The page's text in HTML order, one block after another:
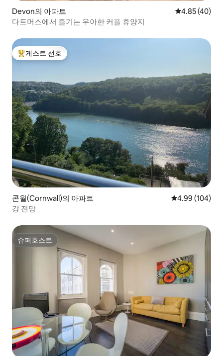
Devon의 아파트 평점 4.85점(5
4.85 (40)
다트머스에서 즐기는 우아한 커플 휴양지
상위 게스트 선호
게스트 선호
콘월(Cornwall)의 아파트 평점 4.99점(5
4.99 (104)
강 전망
슈퍼호스트
슈퍼호스트